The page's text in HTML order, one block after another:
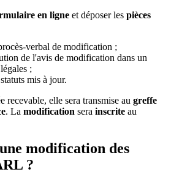
en ligne et déposer les pièces
verbal de modification ;
de l'avis de modification dans un
;
mis à jour.
recevable, elle sera transmise au greffe
. La modification sera inscrite au
modification des
?